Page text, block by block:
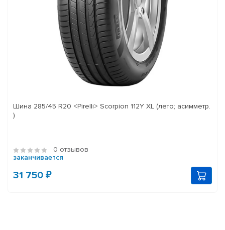
Шина 285/45 R20 <Pirelli> Scorpion 112Y XL (лето; асимметр.
)
0 отзывов
заканчивается
31 750 ₽